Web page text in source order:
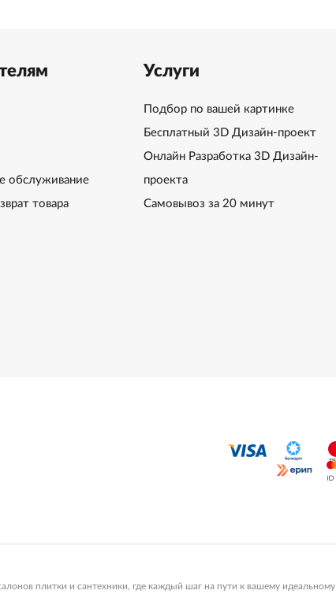
обслуживание
товара
Услуги
Подбор по вашей картинке
Бесплатный 3D Дизайн-проект
Онлайн Разработка 3D Дизайн-
проекта
Самовывоз за 20 минут
плитки и сантехники, где каждый шаг на пути к вашему